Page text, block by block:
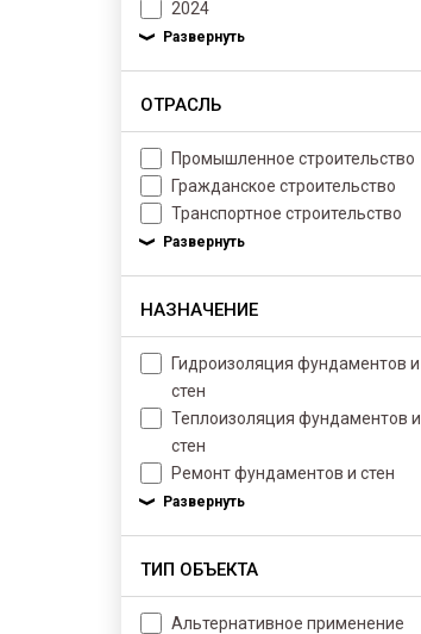
2024
ОТРАСЛЬ
Промышленное строительство
Гражданское строительство
Транспортное строительство
НАЗНАЧЕНИЕ
Гидроизоляция фундаментов и
стен
Теплоизоляция фундаментов и
стен
Ремонт фундаментов и стен
ТИП ОБЪЕКТА
Альтернативное применение